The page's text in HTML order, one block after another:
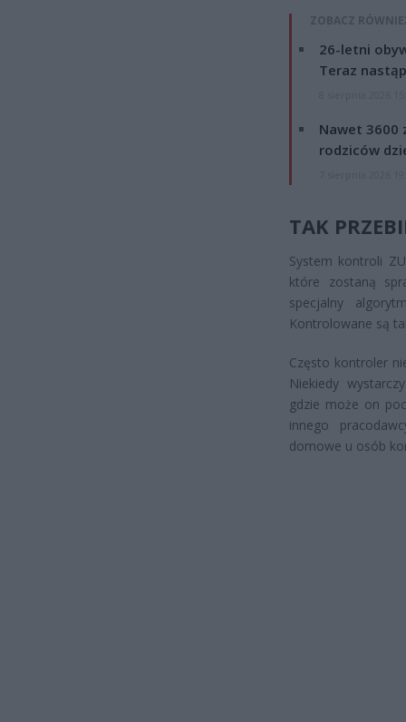
ZOBACZ
26-letni
Teraz
Nawet 3600
rodziców
TAK
System kontroli
które zostaną
specjalny
Kontrolowane są
Często kontroler
Niekiedy
gdzie może on
innego
domowe u osób